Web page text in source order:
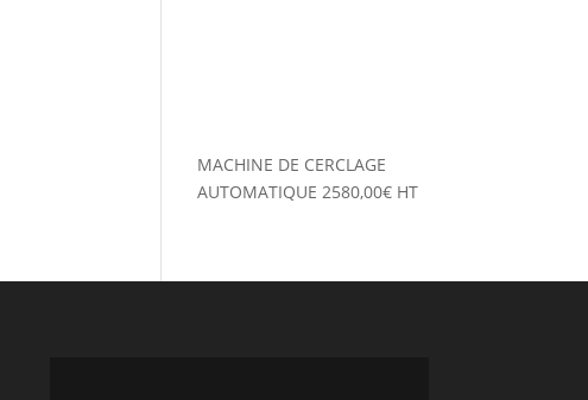
MACHINE DE CERCLAGE
AUTOMATIQUE 2580,00€ HT